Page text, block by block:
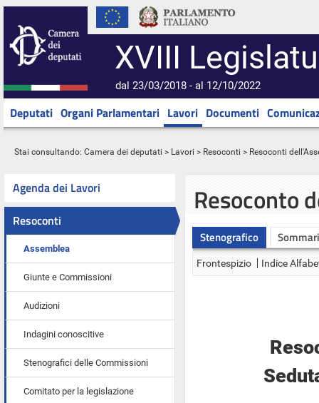
XVIII
dal 23/03/2018 - al 12/10/2022
Deputati Organi Parlamentari Lavori Documenti
Stai consultando: Camera dei deputati > Lavori > Resoconti > Resoconti
Agenda dei Lavori
Resoconti
Assemblea
Giunte e Commissioni
Audizioni
Indagini conoscitive
Stenografici delle Commissioni
Comitato per la legislazione
Resoconto
Stenografico
Frontespizio Indice